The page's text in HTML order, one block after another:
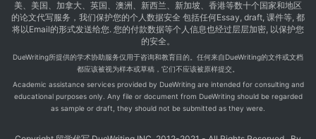
美、美国、加拿大、英国、澳洲、新西兰、新加坡、香港等数十个国家和地区
的论文代写服务，我们保护您的个人数据安全 包括任何Essay, draft, 课件等, 都
将以Email的形式发送给您. 您的付款数据等个人信息也经过层层加密, 以保护您
的安全。
DueWriting所提供的学术协助服务仅用于咨询和教育目的。任何来自DueWriting的文件或文档
都应该被视为样本或草稿，它们不应该被原样提交。
Academic assistance services provided by DueWriting are intended for consulting and
educational purposes only. Any file or document from DueWriting should be regarded
as sample or draft, they should not be submitted as they were.